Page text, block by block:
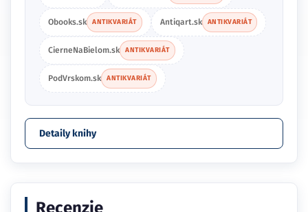
Obooks.sk ANTIKVARIÁT Antiqart.sk ANTIKVARIÁT
CierneNaBielom.sk ANTIKVARIÁT
PodVrskom.sk ANTIKVARIÁT
Detaily knihy
Recenzie